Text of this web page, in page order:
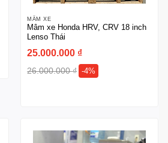
MÂM XE
Mâm xe Honda HRV, CRV 18 inch
Lenso Thái
25.000.000 ₫
26.000.000₫ -4%